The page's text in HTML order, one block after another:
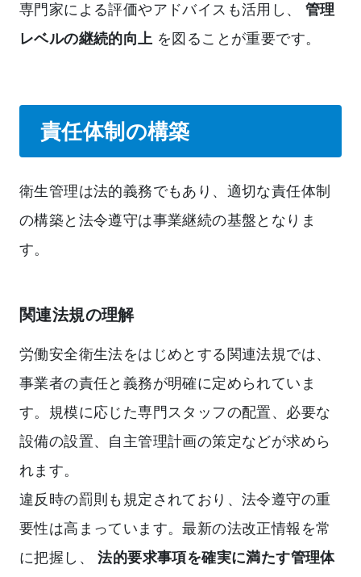
専門家による評価やアドバイスも活用し、 管理
レベルの継続的向上 を図ることが重要です。
責任体制の構築
衛生管理は法的義務でもあり、適切な責任体制
の構築と法令遵守は事業継続の基盤となりま
す。
関連法規の理解
労働安全衛生法をはじめとする関連法規では、
事業者の責任と義務が明確に定められていま
す。規模に応じた専門スタッフの配置、必要な
設備の設置、自主管理計画の策定などが求めら
れます。
違反時の罰則も規定されており、法令遵守の重
要性は高まっています。最新の法改正情報を常
に把握し、法的要求事項を確実に満たす管理体